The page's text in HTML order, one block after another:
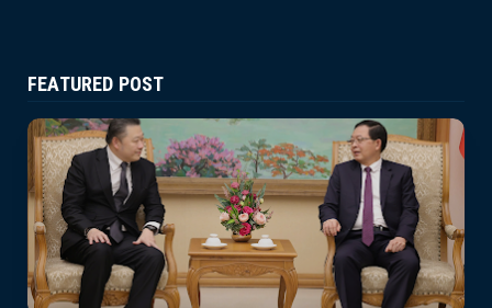
FEATURED POST